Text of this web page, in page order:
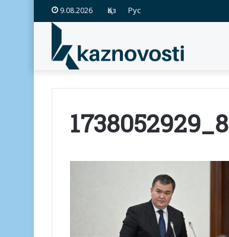
9.08.2026 Қаз Рус
1738052929_8